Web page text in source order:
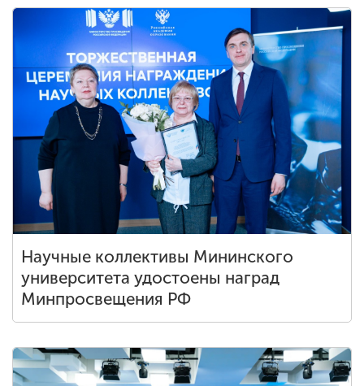
Научные коллективы Мининского
университета удостоены наград
Минпросвещения РФ